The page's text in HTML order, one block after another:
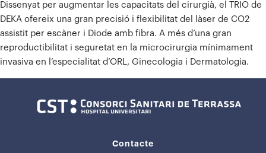
Dissenyat per augmentar les capacitats del cirurgià, el TRIO de
DEKA ofereix una gran precisió i flexibilitat del làser de CO2
assistit per escàner i Diode amb fibra. A més d’una gran
reproductibilitat i seguretat en la microcirurgia mínimament
invasiva en l’especialitat d’ORL, Ginecologia i Dermatologia.
Contacte